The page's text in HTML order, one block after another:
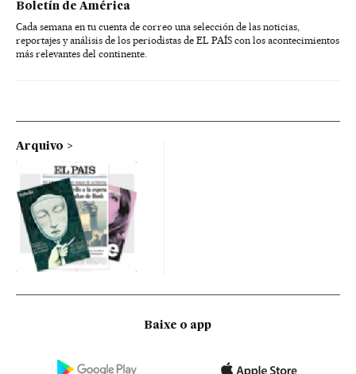
Boletín de América
Cada semana en tu cuenta de correo una selección de las noticias,
reportajes y análisis de los periodistas de EL PAÍS con los acontecimientos
más relevantes del continente.
Arquivo
Baixe o app